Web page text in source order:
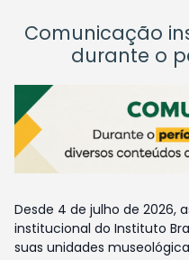
Comunicação
durante o
Desde 4 de julho de 2026,
institucional do Instituto
suas unidades